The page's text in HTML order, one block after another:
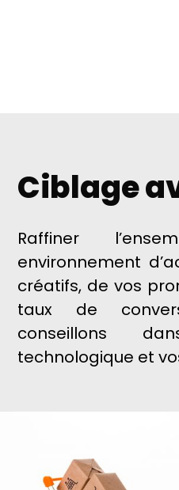
Ciblage
Raffiner
environnement
créatifs, de vos
taux de
conseillons
technologique et